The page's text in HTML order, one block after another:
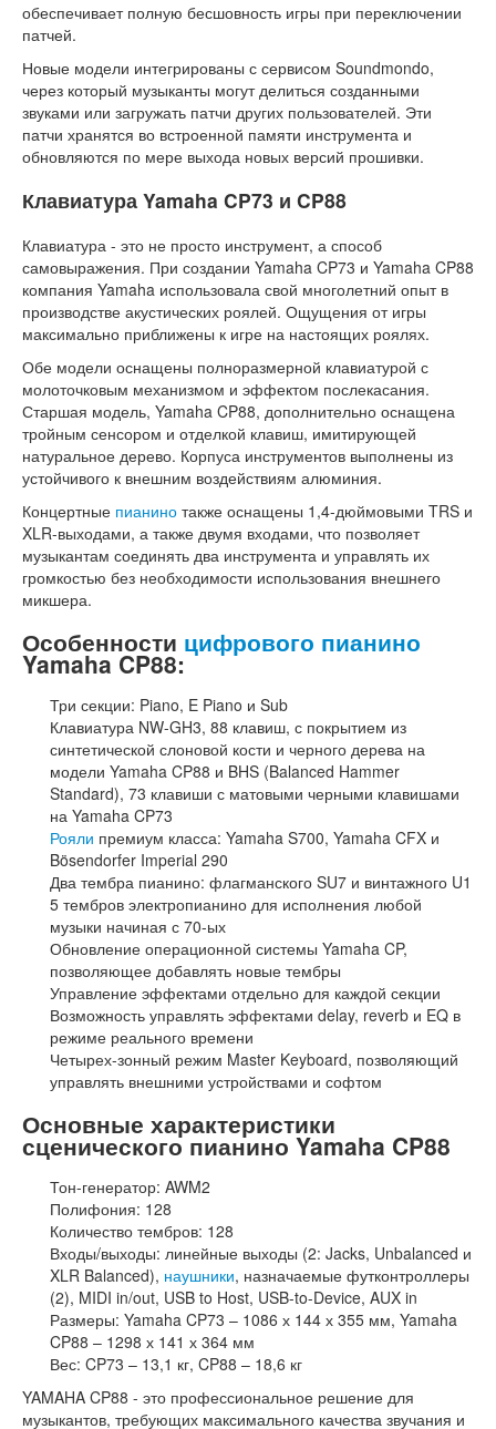
обеспечивает полную бесшовность игры при переключении
патчей.
Новые модели интегрированы с сервисом Soundmondo,
через который музыканты могут делиться созданными
звуками или загружать патчи других пользователей. Эти
патчи хранятся во встроенной памяти инструмента и
обновляются по мере выхода новых версий прошивки.
Клавиатура Yamaha CP73 и CP88
Клавиатура - это не просто инструмент, а способ
самовыражения. При создании Yamaha CP73 и Yamaha CP88
компания Yamaha использовала свой многолетний опыт в
производстве акустических роялей. Ощущения от игры
максимально приближены к игре на настоящих роялях.
Обе модели оснащены полноразмерной клавиатурой с
молоточковым механизмом и эффектом послекасания.
Старшая модель, Yamaha CP88, дополнительно оснащена
тройным сенсором и отделкой клавиш, имитирующей
натуральное дерево. Корпуса инструментов выполнены из
устойчивого к внешним воздействиям алюминия.
Концертные пианино также оснащены 1,4-дюймовыми TRS и
XLR-выходами, а также двумя входами, что позволяет
музыкантам соединять два инструмента и управлять их
громкостью без необходимости использования внешнего
микшера.
Особенности цифрового пианино
Yamaha CP88:
Три секции: Piano, E Piano и Sub
Клавиатура NW-GH3, 88 клавиш, с покрытием из
синтетической слоновой кости и черного дерева на
модели Yamaha CP88 и BHS (Balanced Hammer
Standard), 73 клавиши с матовыми черными клавишами
на Yamaha CP73
Рояли премиум класса: Yamaha S700, Yamaha CFX и
Bösendorfer Imperial 290
Два тембра пианино: флагманского SU7 и винтажного U1
5 тембров электропианино для исполнения любой
музыки начиная с 70-ых
Обновление операционной системы Yamaha CP,
позволяющее добавлять новые тембры
Управление эффектами отдельно для каждой секции
Возможность управлять эффектами delay, reverb и EQ в
режиме реального времени
Четырех-зонный режим Master Keyboard, позволяющий
управлять внешними устройствами и софтом
Основные характеристики
сценического пианино Yamaha CP88
Тон-генератор: AWM2
Полифония: 128
Количество тембров: 128
Входы/выходы: линейные выходы (2: Jacks, Unbalanced и
XLR Balanced), наушники, назначаемые футконтроллеры
(2), MIDI in/out, USB to Host, USB-to-Device, AUX in
Размеры: Yamaha CP73 – 1086 х 144 х 355 мм, Yamaha
CP88 – 1298 х 141 х 364 мм
Вес: CP73 – 13,1 кг, CP88 – 18,6 кг
YAMAHA CP88 - это профессиональное решение для
музыкантов, требующих максимального качества звучания и